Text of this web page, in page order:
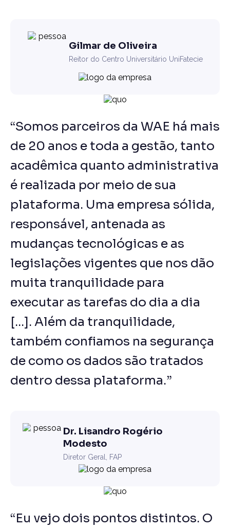
Gilmar de Oliveira
Reitor do Centro Universitário UniFatecie
“Somos parceiros da WAE há mais
de 20 anos e toda a gestão, tanto
acadêmica quanto administrativa
é realizada por meio de sua
plataforma. Uma empresa sólida,
responsável, antenada as
mudanças tecnológicas e as
legislações vigentes que nos dão
muita tranquilidade para
executar as tarefas do dia a dia
[...]. Além da tranquilidade,
também confiamos na segurança
de como os dados são tratados
dentro dessa plataforma.”
Dr. Lisandro Rogério
Modesto
Diretor Geral, FAP
“Eu vejo dois pontos distintos. O